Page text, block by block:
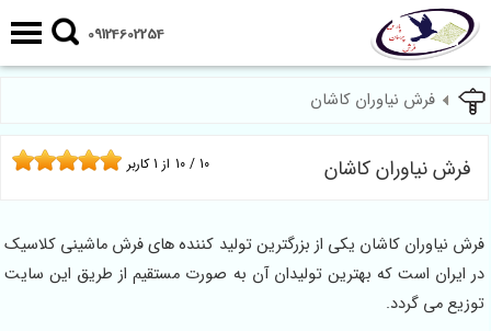
09124602254
فرش نیاوران کاشان
فرش نیاوران کاشان 10 / 10 از 1کاربر
فرش نیاوران کاشان یکی از بزرگترین تولید کننده های فرش ماشینی کلاسیک
در ایران است که بهترین تولیدان آن به صورت مستقیم از طریق این سایت
توزیع می گردد.